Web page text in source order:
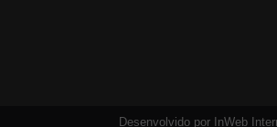
Desenvolvido por InWeb